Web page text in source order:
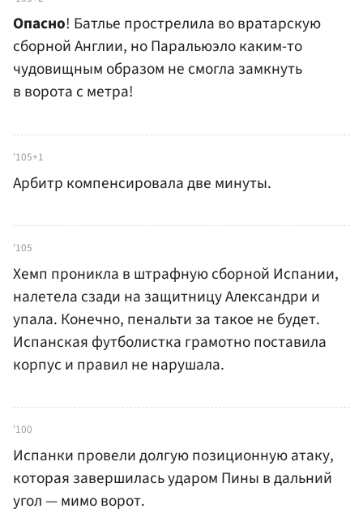
Опасно! Батлье прострелила во вратарскую
сборной Англии, но Паральюэло каким-то
чудовищным образом не смогла замкнуть
в ворота с метра!
'105+1
Арбитр компенсировала две минуты.
'105
Хемп проникла в штрафную сборной Испании,
налетела сзади на защитницу Александри и
упала. Конечно, пенальти за такое не будет.
Испанская футболистка грамотно поставила
корпус и правил не нарушала.
'100
Испанки провели долгую позиционную атаку,
которая завершилась ударом Пины в дальний
угол — мимо ворот.